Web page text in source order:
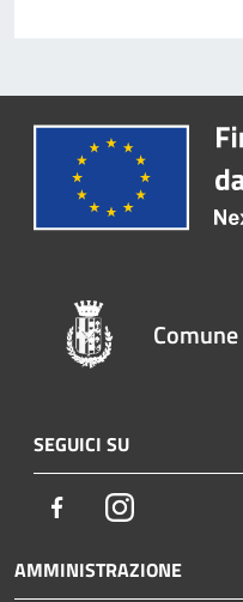
SEGUICI SU
FacebookInstagram
AMMINISTRAZIONE